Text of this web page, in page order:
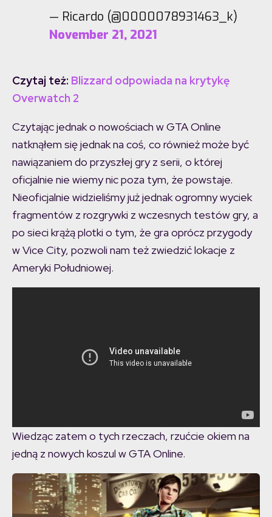
— Ricardo (@0000078931463_k)
November 21, 2021
Czytaj też: Blizzard odpowiada na krytykę
Overwatch 2
Czytając jednak o nowościach w GTA Online
natknąłem się jednak na coś, co również może być
nawiązaniem do przyszłej gry z serii, o której
oficjalnie nie wiemy nic poza tym, że powstaje.
Nieoficjalnie widzieliśmy już jednak ogromny wyciek
fragmentów z rozgrywki z wczesnych testów gry, a
po sieci krążą plotki o tym, że gra oprócz przygody
w Vice City, pozwoli nam też zwiedzić lokacje z
Ameryki Południowej.
Wiedząc zatem o tych rzeczach, rzućcie okiem na
jedną z nowych koszul w GTA Online.